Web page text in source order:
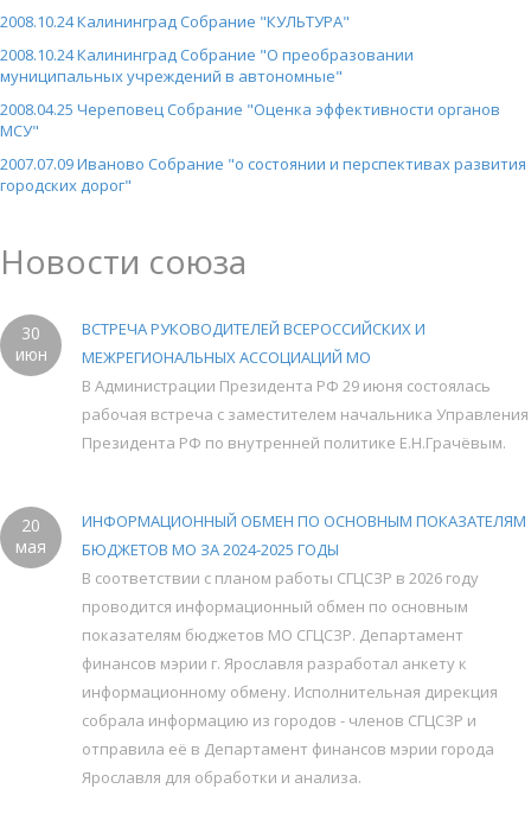
2008.10.24 Калининград Собрание "КУЛЬТУРА"
2008.10.24 Калининград Собрание "О преобразовании
муниципальных учреждений в автономные"
2008.04.25 Череповец Собрание "Оценка эффективности органов
МСУ"
2007.07.09 Иваново Собрание "о состоянии и перспективах развития
городских дорог"
Новости союза
30
июн
ВСТРЕЧА РУКОВОДИТЕЛЕЙ ВСЕРОССИЙСКИХ И
МЕЖРЕГИОНАЛЬНЫХ АССОЦИАЦИЙ МО
В Администрации Президента РФ 29 июня состоялась
рабочая встреча с заместителем начальника Управления
Президента РФ по внутренней политике Е.Н.Грачёвым.
20
мая
ИНФОРМАЦИОННЫЙ ОБМЕН ПО ОСНОВНЫМ ПОКАЗАТЕЛЯМ
БЮДЖЕТОВ МО ЗА 2024-2025 ГОДЫ
В соответствии с планом работы СГЦСЗР в 2026 году
проводится информационный обмен по основным
показателям бюджетов МО СГЦСЗР. Департамент
финансов мэрии г. Ярославля разработал анкету к
информационному обмену. Исполнительная дирекция
собрала информацию из городов - членов СГЦСЗР и
отправила её в Департамент финансов мэрии города
Ярославля для обработки и анализа.